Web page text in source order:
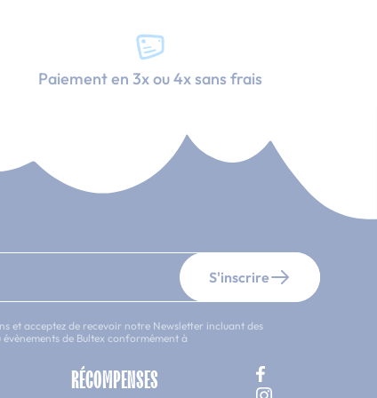
Paiement en 3x ou 4x sans frais
S'inscrire
et acceptez de recevoir notre Newsletter incluant des
de Bultex conformément à
RÉCOMPENSES